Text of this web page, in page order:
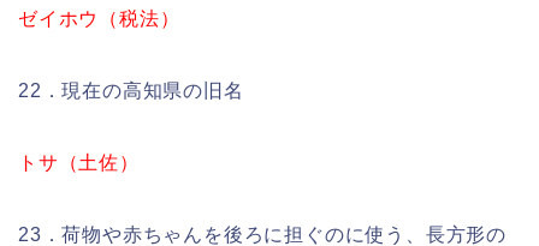
ゼイホウ（税法）
22．現在の高知県の旧名
トサ（土佐）
23．荷物や赤ちゃんを後ろに担ぐのに使う、長方形の